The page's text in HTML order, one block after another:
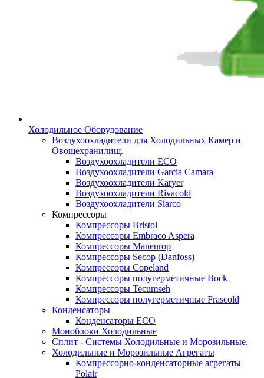
Холодильное Оборудование
Воздухоохладители для Холодильных Камер и
Овощехранилищ.
Воздухоохладители ECO
Воздухоохладители Garcia Camara
Воздухоохладители Karyer
Воздухоохладители Rivacold
Воздухоохладители Siarco
Компрессоры
Компрессоры Bristol
Компрессоры Embraco Aspera
Компрессоры Maneurop
Компрессоры Secop (Danfoss)
Компрессоры Copeland
Компрессоры полугерметичные Bock
Компрессоры Tecumseh
Компрессоры полугерметичные Frascold
Конденсаторы
Конденсаторы ECO
Моноблоки Холодильные
Сплит - Системы Холодильные и Морозильные.
Холодильные и Морозильные Агрегаты
Компрессорно-конденсаторные агрегаты
Polair